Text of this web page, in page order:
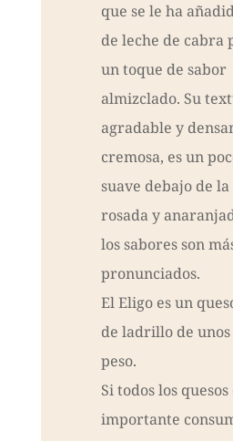
que se le ha
de leche de cabra
un toque de sabor
almizclado. Su
agradable y
cremosa, es un
suave debajo de
rosada y
los sabores son
pronunciados.
El Eligo es un
de ladrillo de unos
peso.
Si todos los quesos
importante